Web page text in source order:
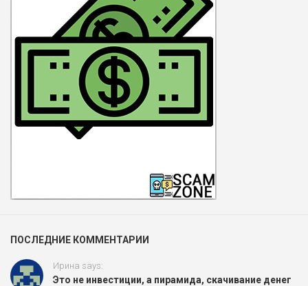
ПОСЛЕДНИЕ КОММЕНТАРИИ
Ирина says:
Это не инвестиции, а пирамида, скачивание денег